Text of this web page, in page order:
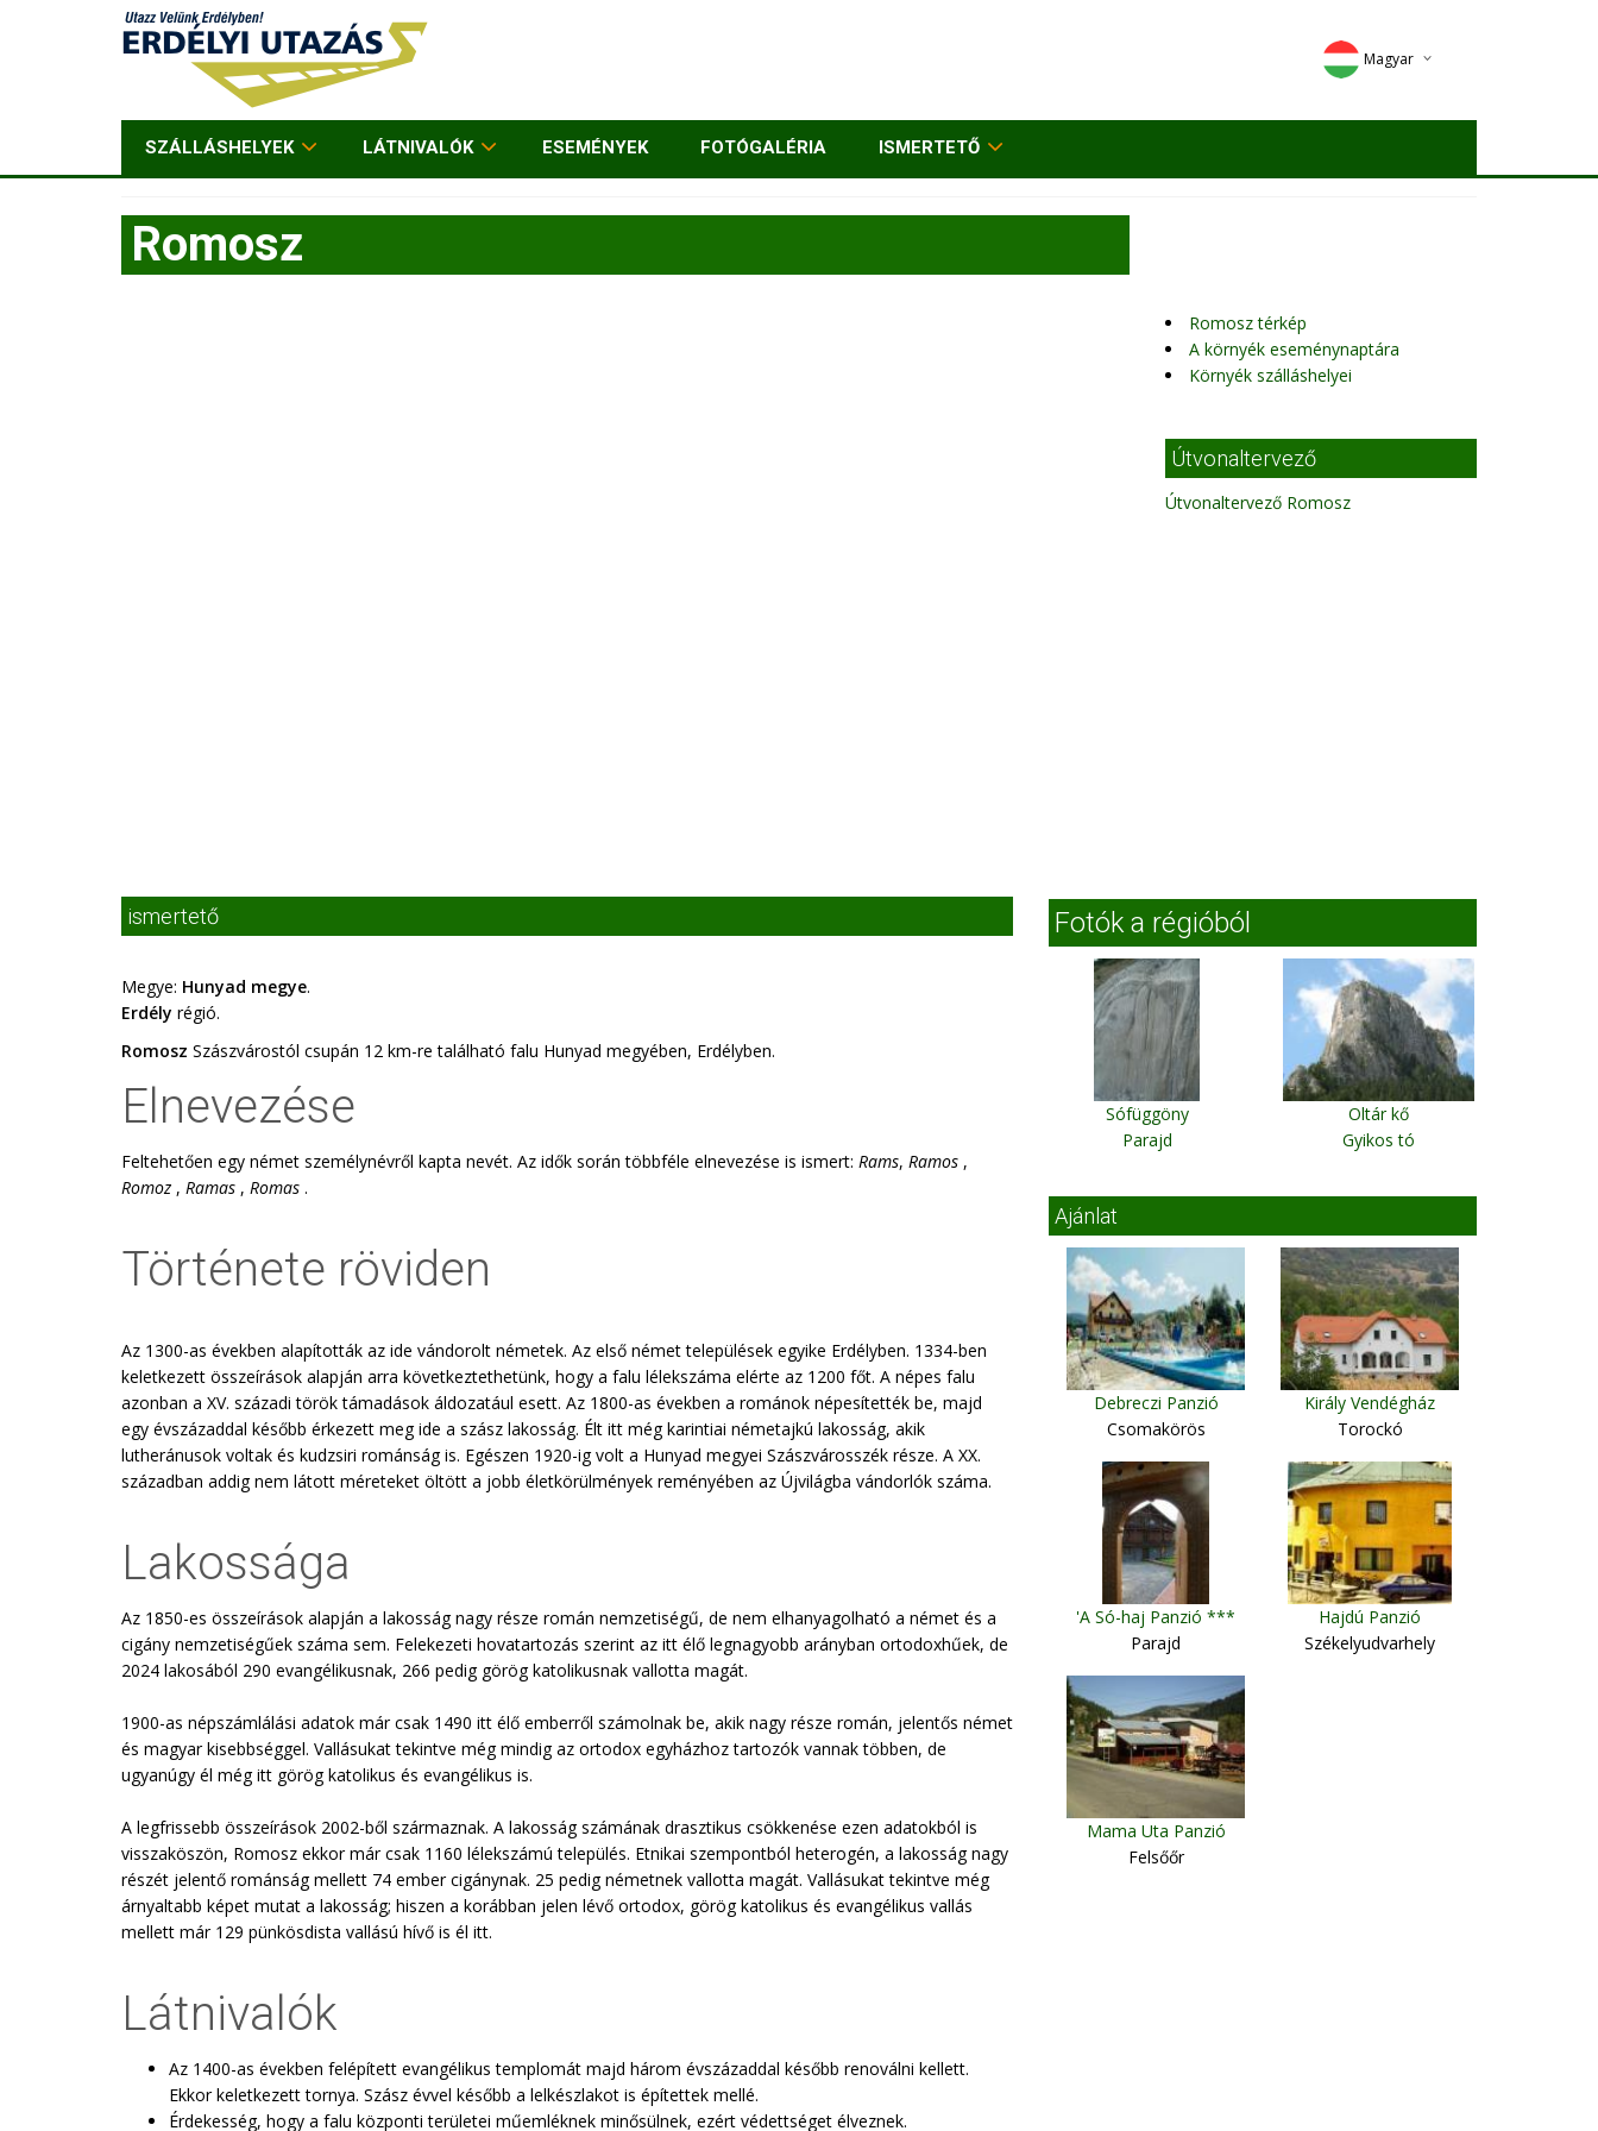
Magyar
Deutsch
SZÁLLÁSHELYEK LÁTNIVALÓK ESEMÉNYEK FOTÓGALÉRIA ISMERTETŐ
Romosz
Romosz térkép
A környék eseménynaptára
Környék szálláshelyei
Útvonaltervező
Útvonaltervező Romosz
ismertető
Megye: Hunyad megye.
Erdély régió.
Romosz Szászvárostól csupán 12 km-re található falu Hunyad megyében, Erdélyben.
Elnevezése
Feltehetően egy német személynévről kapta nevét. Az idők során többféle elnevezése is ismert: Rams, Ramos ,
Romoz , Ramas , Romas .
Története röviden
Az 1300-as években alapították az ide vándorolt németek. Az első német települések egyike Erdélyben. 1334-ben
keletkezett összeírások alapján arra következtethetünk, hogy a falu lélekszáma elérte az 1200 főt. A népes falu
azonban a XV. századi török támadások áldozatául esett. Az 1800-as években a románok népesítették be, majd
egy évszázaddal később érkezett meg ide a szász lakosság. Élt itt még karintiai németajkú lakosság, akik
lutheránusok voltak és kudzsiri románság is. Egészen 1920-ig volt a Hunyad megyei Szászvárosszék része. A XX.
században addig nem látott méreteket öltött a jobb életkörülmények reményében az Újvilágba vándorlók száma.
Lakossága
Az 1850-es összeírások alapján a lakosság nagy része román nemzetiségű, de nem elhanyagolható a német és a
cigány nemzetiségűek száma sem. Felekezeti hovatartozás szerint az itt élő legnagyobb arányban ortodoxhűek, de
2024 lakosából 290 evangélikusnak, 266 pedig görög katolikusnak vallotta magát.
1900-as népszámlálási adatok már csak 1490 itt élő emberről számolnak be, akik nagy része román, jelentős német
és magyar kisebbséggel. Vallásukat tekintve még mindig az ortodox egyházhoz tartozók vannak többen, de
ugyanúgy él még itt görög katolikus és evangélikus is.
A legfrissebb összeírások 2002-ből származnak. A lakosság számának drasztikus csökkenése ezen adatokból is
visszaköszön, Romosz ekkor már csak 1160 lélekszámú település. Etnikai szempontból heterogén, a lakosság nagy
részét jelentő románság mellett 74 ember cigánynak. 25 pedig németnek vallotta magát. Vallásukat tekintve még
árnyaltabb képet mutat a lakosság; hiszen a korábban jelen lévő ortodox, görög katolikus és evangélikus vallás
mellett már 129 pünkösdista vallású hívő is él itt.
Látnivalók
Az 1400-as években felépített evangélikus templomát majd három évszázaddal később renoválni kellett.
Ekkor keletkezett tornya. Szász évvel később a lelkészlakot is építettek mellé.
Érdekesség, hogy a falu központi területei műemléknek minősülnek, ezért védettséget élveznek.
Fotók a régióból
Sófüggöny
Parajd
Oltár kő
Gyikos tó
Ajánlat
Debreczi Panzió
Csomakörös
Király Vendégház
Torockó
'A Só-haj Panzió ***
Parajd
Hajdú Panzió
Székelyudvarhely
Mama Uta Panzió
Felsőőr